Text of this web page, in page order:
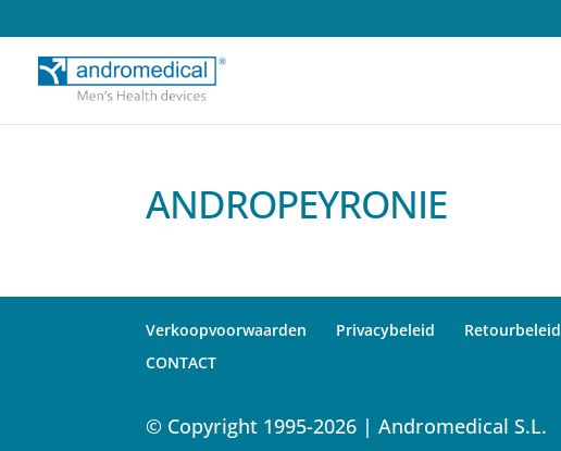
ANDROPEYRONIE
Verkoopvoorwaarden Privacybeleid Retourbeleid
CONTACT
© Copyright 1995-2026 | Andromedical S.L.